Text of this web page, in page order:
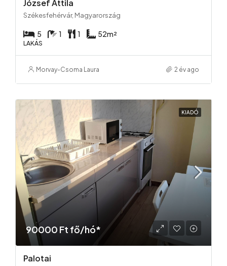
József Attila
Székesfehérvár, Magyarország
5 1 1 52m²
LAKÁS
Morvay-Csoma Laura 2 év ago
KIADÓ
90000 Ft fő/hó*
Palotai